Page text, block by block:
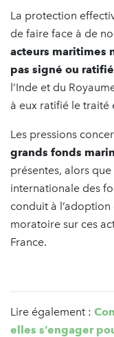
La protection
de faire face à de
acteurs maritimes
pas signé ou
l’Inde et du
à eux ratifié le traité
Les pressions
grands fonds
présentes, alors
internationale des
conduit à l’adoption
moratoire sur ces
France.
Lire également :
elles s’engager